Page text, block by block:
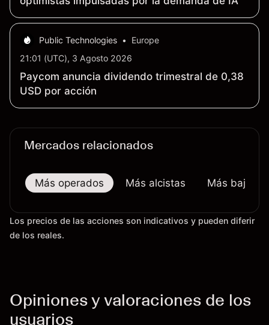
Public Technologies •
Europe
21:01 (UTC), 3 Agosto 2026
Paycom anuncia dividendo trimestral de 0,38
USD por acción
Mercados relacionados
Más operados Más alcistas Más bajistas
Los precios de las acciones son indicativos y pueden diferir
de los reales.
Opiniones y valoraciones de los
usuarios